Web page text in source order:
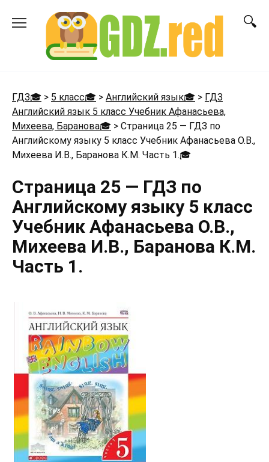
ГДЗ🎓 > 5 класс🎓 > Английский язык🎓 > ГДЗ
Английский язык 5 класс Учебник Афанасьева,
Михеева, Баранова🎓 > Страница 25 — ГДЗ по
Английскому языку 5 класс Учебник Афанасьева О.В.,
Михеева И.В., Баранова К.М. Часть 1.🎓
Страница 25 — ГДЗ по
Английскому языку 5 класс
Учебник Афанасьева О.В.,
Михеева И.В., Баранова К.М.
Часть 1.